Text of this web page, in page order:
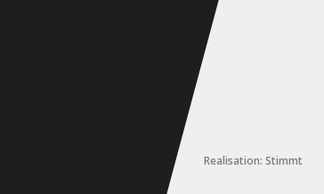
Realisation: Stimmt